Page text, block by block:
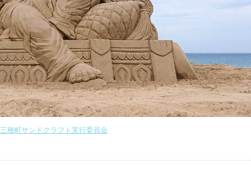
三種町サンドクラフト実行委員会